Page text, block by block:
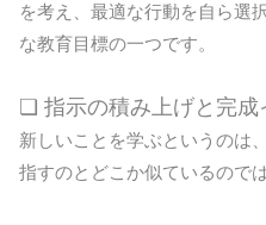
を考え、最適な行動を自ら選
な教育目標の一つです。
❏ 指示の積み上げと完成
新しいことを学ぶというのは
指すのとどこか似ているので